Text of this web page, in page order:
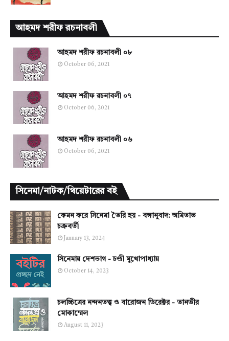
আহমদ শরীফ রচনাবলী
আহমদ শরীফ রচনাবলী ০৮
October 06, 2021
আহমদ শরীফ রচনাবলী ০৭
October 06, 2021
আহমদ শরীফ রচনাবলী ০৬
October 06, 2021
সিনেমা/নাটক/থিয়েটারের বই
কেমন করে সিনেমা তৈরি হয় - বঙ্গানুবাদ: অমিতাভ
চক্রবর্তী
January 13, 2024
সিনেমায় দেশভাগ - চণ্ডী মুখোপাধ্যায়
October 14, 2023
চলচ্চিত্রের নন্দনতত্ত্ব ও বারোজন ডিরেক্টর - তানভীর
মোকাম্মেল
August 11, 2023